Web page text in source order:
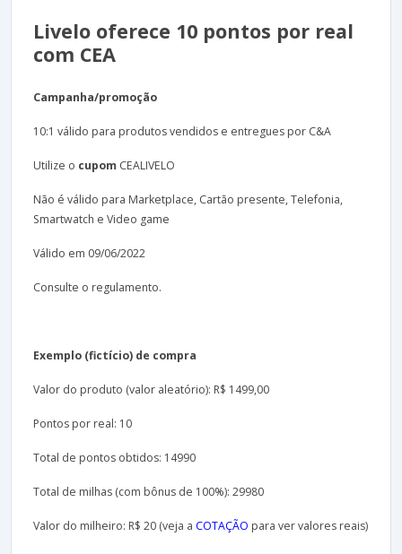
Livelo oferece 10 pontos por real
com CEA
Campanha/promoção
10:1 válido para produtos vendidos e entregues por C&A
Utilize o cupom CEALIVELO
Não é válido para Marketplace, Cartão presente, Telefonia,
Smartwatch e Video game
Válido em 09/06/2022
Consulte o regulamento.
Exemplo (fictício) de compra
Valor do produto (valor aleatório): R$ 1499,00
Pontos por real: 10
Total de pontos obtidos: 14990
Total de milhas (com bônus de 100%): 29980
Valor do milheiro: R$ 20 (veja a COTAÇÃO para ver valores reais)